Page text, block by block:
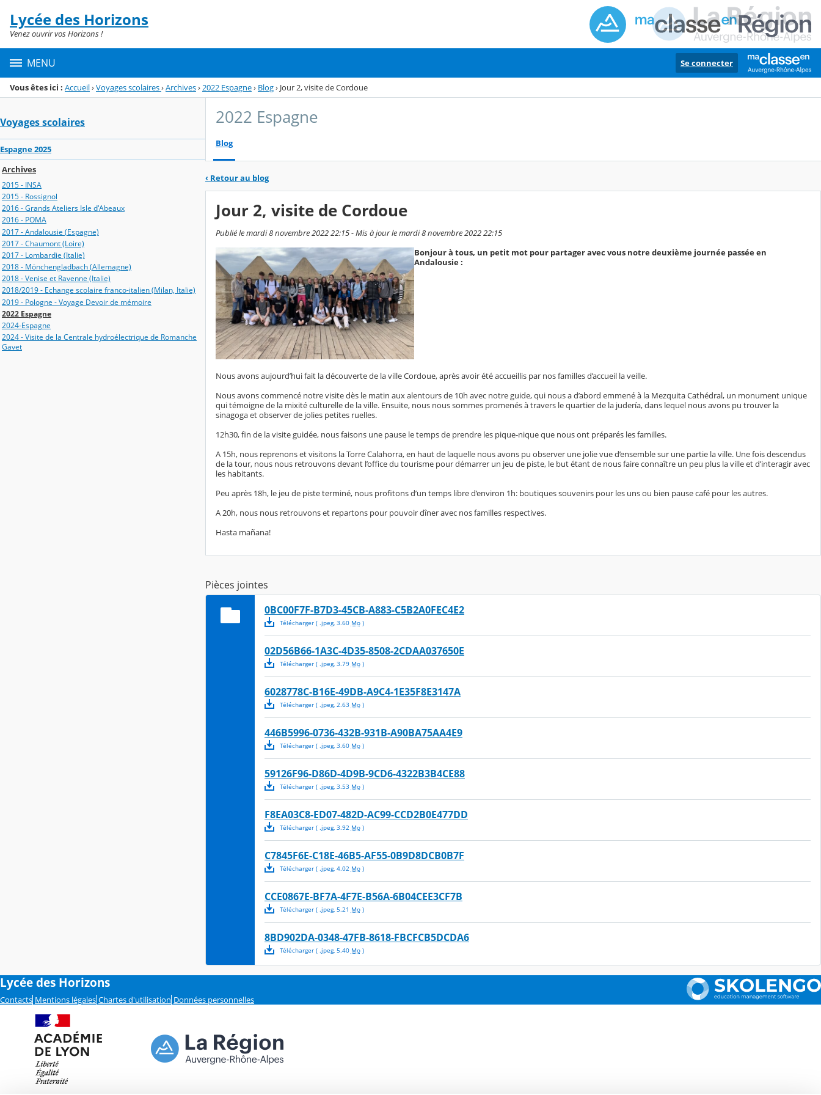
Menu de la rubrique
Contenu
Lycée des Horizons
Venez ouvrir vos Horizons !
MENU Se connecter
Vous êtes ici : Accueil›Voyages scolaires›Archives›2022 Espagne› Blog› Jour 2, visite de Cordoue
Voyages scolaires
Espagne 2025
Archives
2015 - INSA
2015 - Rossignol
2016 - Grands Ateliers Isle d'Abeaux
2016 - POMA
2017 - Andalousie (Espagne)
2017 - Chaumont (Loire)
2017 - Lombardie (Italie)
2018 - Mönchengladbach (Allemagne)
2018 - Venise et Ravenne (Italie)
2018/2019 - Echange scolaire franco-italien (Milan, Italie)
2019 - Pologne - Voyage Devoir de mémoire
2022 Espagne
2024-Espagne
2024 - Visite de la Centrale hydroélectrique de Romanche
Gavet
2022 Espagne
Blog
‹ Retour au blog
Jour 2, visite de Cordoue
Publié le mardi 8 novembre 2022 22:15 - Mis à jour le mardi 8 novembre 2022 22:15
Bonjour à tous, un petit mot pour partager avec vous notre deuxième journée passée en
Andalousie :
Nous avons aujourd’hui fait la découverte de la ville Cordoue, après avoir été accueillis par nos familles d’accueil la veille.
Nous avons commencé notre visite dès le matin aux alentours de 10h avec notre guide, qui nous a d’abord emmené à la Mezquita Cathédral, un monument unique
qui témoigne de la mixité culturelle de la ville. Ensuite, nous nous sommes promenés à travers le quartier de la judería, dans lequel nous avons pu trouver la
sinagoga et observer de jolies petites ruelles.
12h30, fin de la visite guidée, nous faisons une pause le temps de prendre les pique-nique que nous ont préparés les familles.
A 15h, nous reprenons et visitons la Torre Calahorra, en haut de laquelle nous avons pu observer une jolie vue d’ensemble sur une partie la ville. Une fois descendus
de la tour, nous nous retrouvons devant l’office du tourisme pour démarrer un jeu de piste, le but étant de nous faire connaître un peu plus la ville et d’interagir avec
les habitants.
Peu après 18h, le jeu de piste terminé, nous profitons d’un temps libre d’environ 1h: boutiques souvenirs pour les uns ou bien pause café pour les autres.
A 20h, nous nous retrouvons et repartons pour pouvoir dîner avec nos familles respectives.
Hasta mañana!
Pièces jointes
0BC00F7F-B7D3-45CB-A883-C5B2A0FEC4E2
Télécharger( .jpeg, 3.60 Mo)
02D56B66-1A3C-4D35-8508-2CDAA037650E
Télécharger( .jpeg, 3.79 Mo)
6028778C-B16E-49DB-A9C4-1E35F8E3147A
Télécharger( .jpeg, 2.63 Mo)
446B5996-0736-432B-931B-A90BA75AA4E9
Télécharger( .jpeg, 3.60 Mo)
59126F96-D86D-4D9B-9CD6-4322B3B4CE88
Télécharger( .jpeg, 3.53 Mo)
F8EA03C8-ED07-482D-AC99-CCD2B0E477DD
Télécharger( .jpeg, 3.92 Mo)
C7845F6E-C18E-46B5-AF55-0B9D8DCB0B7F
Télécharger( .jpeg, 4.02 Mo)
CCE0867E-BF7A-4F7E-B56A-6B04CEE3CF7B
Télécharger( .jpeg, 5.21 Mo)
8BD902DA-0348-47FB-8618-FBCFCB5DCDA6
Télécharger( .jpeg, 5.40 Mo)
Lycée des Horizons
Contacts Mentions légales Chartes d'utilisation Données personnelles